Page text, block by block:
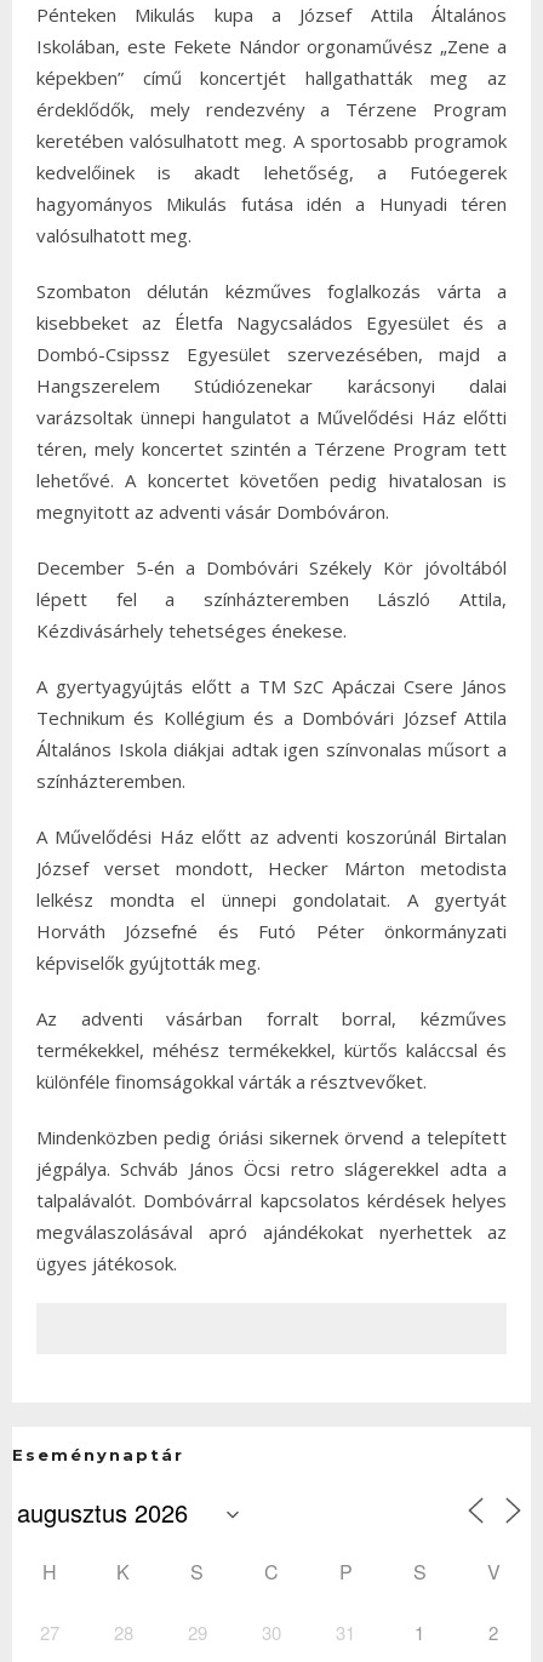
Pénteken Mikulás kupa a József Attila Általános
Iskolában, este Fekete Nándor orgonaművész „Zene a
képekben” című koncertjét hallgathatták meg az
érdeklődők, mely rendezvény a Térzene Program
keretében valósulhatott meg. A sportosabb programok
kedvelőinek is akadt lehetőség, a Futóegerek
hagyományos Mikulás futása idén a Hunyadi téren
valósulhatott meg.
Szombaton délután kézműves foglalkozás várta a
kisebbeket az Életfa Nagycsaládos Egyesület és a
Dombó-Csipssz Egyesület szervezésében, majd a
Hangszerelem Stúdiózenekar karácsonyi dalai
varázsoltak ünnepi hangulatot a Művelődési Ház előtti
téren, mely koncertet szintén a Térzene Program tett
lehetővé. A koncertet követően pedig hivatalosan is
megnyitott az adventi vásár Dombóváron.
December 5-én a Dombóvári Székely Kör jóvoltából
lépett fel a színházteremben László Attila,
Kézdivásárhely tehetséges énekese.
A gyertyagyújtás előtt a TM SzC Apáczai Csere János
Technikum és Kollégium és a Dombóvári József Attila
Általános Iskola diákjai adtak igen színvonalas műsort a
színházteremben.
A Művelődési Ház előtt az adventi koszorúnál Birtalan
József verset mondott, Hecker Márton metodista
lelkész mondta el ünnepi gondolatait. A gyertyát
Horváth Józsefné és Futó Péter önkormányzati
képviselők gyújtották meg.
Az adventi vásárban forralt borral, kézműves
termékekkel, méhész termékekkel, kürtős kaláccsal és
különféle finomságokkal várták a résztvevőket.
Mindenközben pedig óriási sikernek örvend a telepített
jégpálya. Schváb János Öcsi retro slágerekkel adta a
talpalávalót. Dombóvárral kapcsolatos kérdések helyes
megválaszolásával apró ajándékokat nyerhettek az
ügyes játékosok.
Eseménynaptár
H K S C P S V
27 28 29 30 31 1 2